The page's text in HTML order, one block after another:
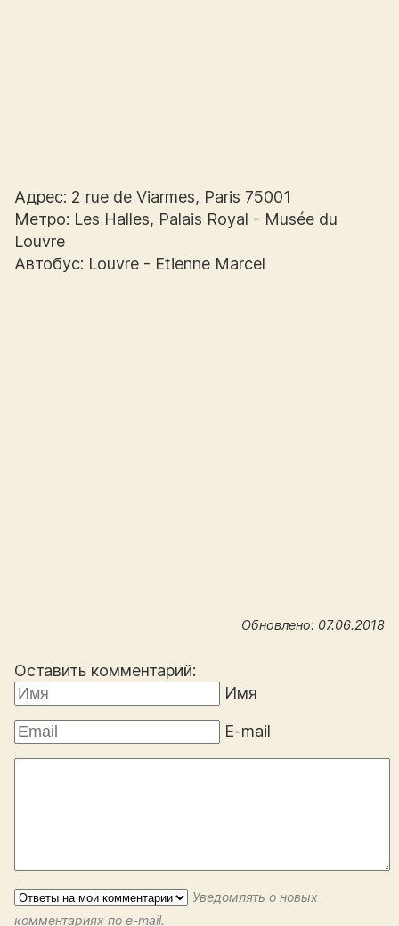
Адрес: 2 rue de Viarmes, Paris 75001
Метро: Les Halles, Palais Royal - Musée du
Louvre
Автобус: Louvre - Etienne Marcel
Обновлено: 07.06.2018
Оставить комментарий:
Имя
E-mail
Уведомлять о новых
комментариях по e-mail.